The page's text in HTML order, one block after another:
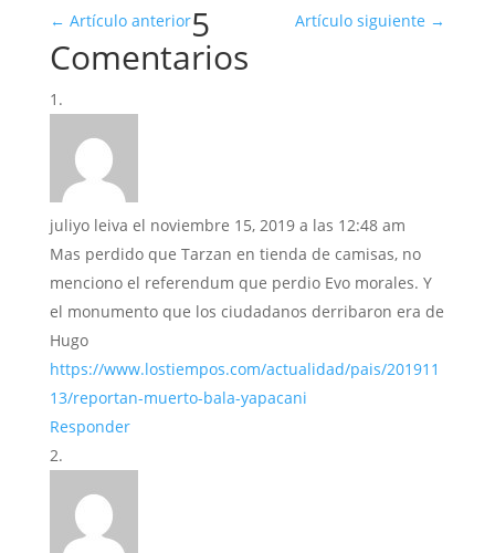
← Artículo anterior Artículo siguiente →
5
Comentarios
juliyo leiva el noviembre 15, 2019 a las 12:48 am
Mas perdido que Tarzan en tienda de camisas, no
menciono el referendum que perdio Evo morales. Y
el monumento que los ciudadanos derribaron era de
Hugo
https://www.lostiempos.com/actualidad/pais/201911
13/reportan-muerto-bala-yapacani
Responder